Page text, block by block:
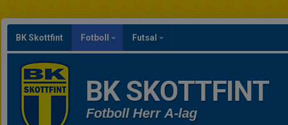
BK Skottfint Fotboll Futsal
BK SKOTTFINT
Fotboll Herr A-lag